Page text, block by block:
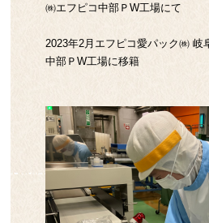
㈱エフピコ中部ＰW工場にて
2023年2月エフピコ愛パック㈱ 岐
中部ＰW工場に移籍